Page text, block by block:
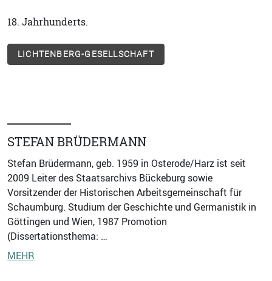
18. Jahrhunderts.
LICHTENBERG-GESELLSCHAFT
STEFAN BRÜDERMANN
Stefan Brüdermann, geb. 1959 in Osterode/Harz ist seit
2009 Leiter des Staatsarchivs Bückeburg sowie
Vorsitzender der Historischen Arbeitsgemeinschaft für
Schaumburg. Studium der Geschichte und Germanistik in
Göttingen und Wien, 1987 Promotion
(Dissertationsthema: …
MEHR